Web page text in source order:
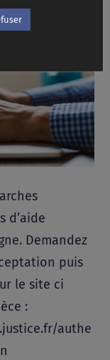
d’aide
Demandez
puis
le site ci
:
authe